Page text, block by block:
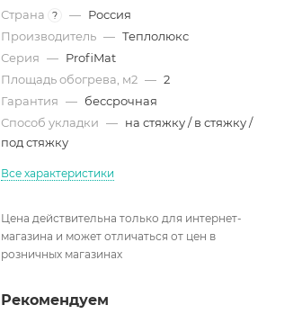
Страна ? — Россия
Производитель — Теплолюкс
Серия — ProfiMat
Площадь обогрева, м2 — 2
Гарантия — бессрочная
Способ укладки — на стяжку / в стяжку /
под стяжку
Все характеристики
Цена действительна только для интернет-
магазина и может отличаться от цен в
розничных магазинах
Рекомендуем